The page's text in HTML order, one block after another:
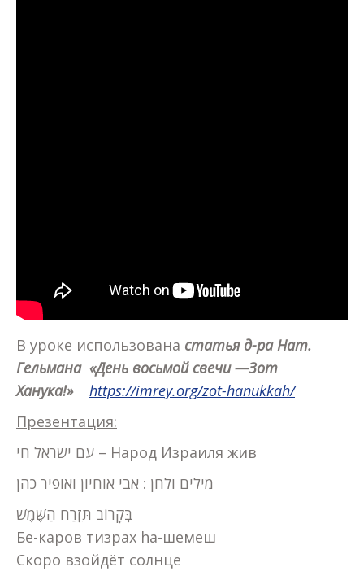
В уроке использована статья д-ра Нат.
Гельмана «День восьмой свечи —Зот
Ханука!»
https://imrey.org/zot-hanukkah/
Презентация:
עם ישראל חי – Народ Израиля жив
מילים ולחן : אבי אוחיון ואופיר כהן
בְּקָרוֹב תִּזְרַח הַשֶּׁמֶשׁ
Бе-каров тизрах hа-шемеш
Скоро взойдёт солнце